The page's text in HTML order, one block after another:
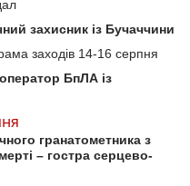
захисник із Бучаччини
заходів 14-16 серпня
БпЛА із
гранатометника з
– гостра серцево-